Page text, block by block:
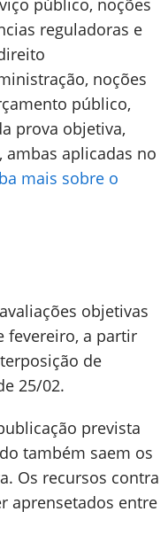
público, noções
reguladoras e
noções
público,
prova objetiva,
ambas aplicadas no
mais sobre o
objetivas
fevereiro, a partir
de
25/02.
prevista
também saem os
Os recursos contra
aprensetados entre